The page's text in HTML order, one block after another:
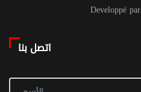
Developpé
اتصل بنا